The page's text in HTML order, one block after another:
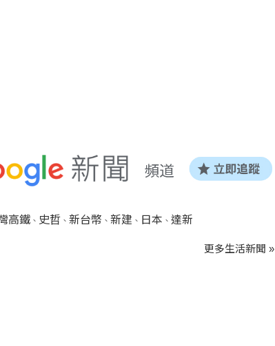
高鐵、 史哲 、 新台幣 、 新建 、 日本 、 達新
更多生活新聞 »